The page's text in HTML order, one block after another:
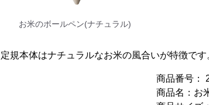
お米のボールペン(ナチュラル)
定規本体はナチュラルなお米の風合いが特徴です
商品番号：
商品名：お